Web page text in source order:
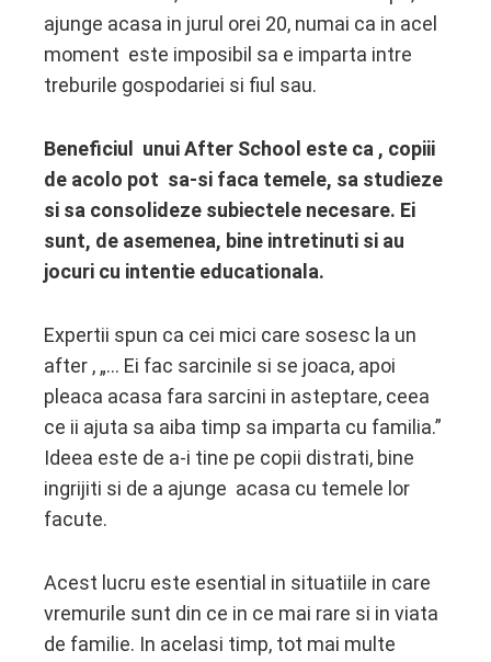
ajunge acasa in jurul orei 20, numai ca in acel
moment este imposibil sa e imparta intre
treburile gospodariei si fiul sau.
Beneficiul unui After School este ca , copiii
de acolo pot sa-si faca temele, sa studieze
si sa consolideze subiectele necesare. Ei
sunt, de asemenea, bine intretinuti si au
jocuri cu intentie educationala.
Expertii spun ca cei mici care sosesc la un
after , „… Ei fac sarcinile si se joaca, apoi
pleaca acasa fara sarcini in asteptare, ceea
ce ii ajuta sa aiba timp sa imparta cu familia.”
Ideea este de a-i tine pe copii distrati, bine
ingrijiti si de a ajunge acasa cu temele lor
facute.
Acest lucru este esential in situatiile in care
vremurile sunt din ce in ce mai rare si in viata
de familie. In acelasi timp, tot mai multe